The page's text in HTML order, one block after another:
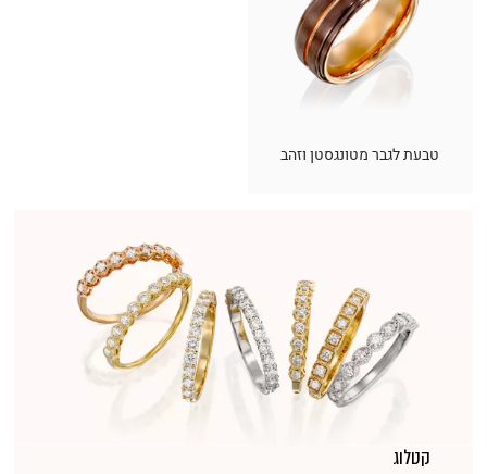
טבעת לגבר מטונגסטן וזהב
קטלוג